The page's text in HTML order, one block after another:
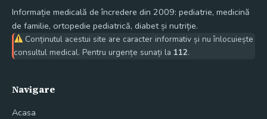
Informație medicală de încredere din 2009: pediatrie, medicină
de familie, ortopedie pediatrică, diabet și nutriție.
Conținutul acestui site are caracter informativ și nu înlocuiește
consultul medical. Pentru urgențe sunați la 112.
Navigare
Acasa